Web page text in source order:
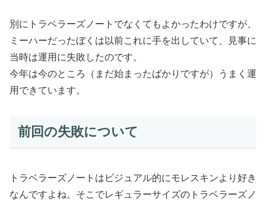
別にトラベラーズノートでなくてもよかったわけですが、
ミーハーだったぼくは以前これに手を出していて、見事に
当時は運用に失敗したのです。
今年は今のところ（まだ始まったばかりですが）うまく運
用できています。
前回の失敗について
トラベラーズノートはビジュアル的にモレスキンより好き
なんですよね。そこでレギュラーサイズのトラベラーズノ